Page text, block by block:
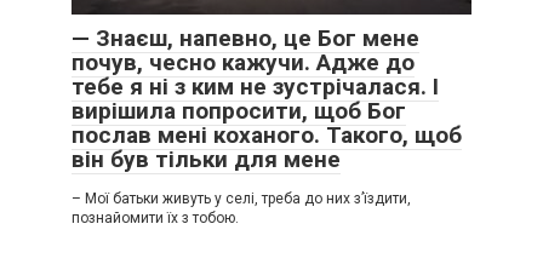
— Знаєш, напевно, це Бог мене
почув, чесно кажучи. Адже до
тебе я ні з ким не зустрічалася. І
вирішила попросити, щоб Бог
послав мені коханого. Такого, щоб
він був тільки для мене
– Мої батьки живуть у селі, треба до них з’їздити,
познайомити їх з тобою.